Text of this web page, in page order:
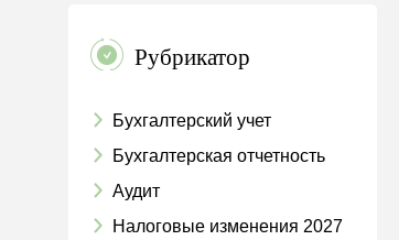
Рубрикатор
Бухгалтерский учет
Бухгалтерская отчетность
Аудит
Налоговые изменения 2027